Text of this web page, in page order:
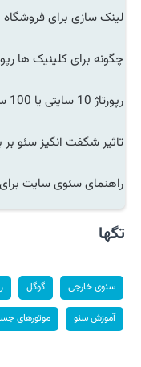
لینک سازی برای فروشگاه
چگونه برای کلینیک ها
رپورتاژ 10 سایتی یا 100 سایتی؟
تاثیر شگفت انگیز سئو
راهنمای سئوی سایت
تگها
سئوی خارجی گوگل
آموزش سئو موتورهای